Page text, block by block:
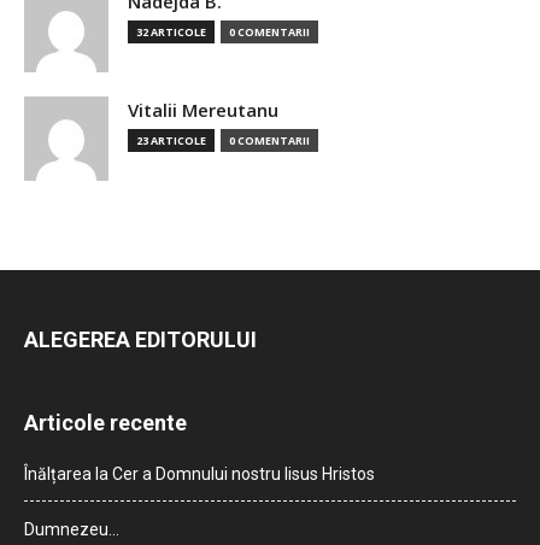
32 ARTICOLE 0 COMENTARII
Vitalii Mereutanu
23 ARTICOLE 0 COMENTARII
ALEGEREA EDITORULUI
Articole recente
Înălțarea la Cer a Domnului nostru Iisus Hristos
Dumnezeu…